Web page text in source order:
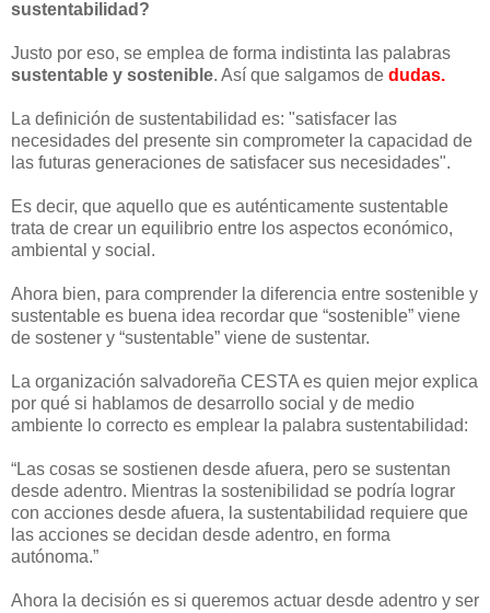
sustentabilidad?
Justo por eso, se emplea de forma indistinta las palabras
sustentable y sostenible. Así que salgamos de dudas.
La definición de sustentabilidad es: "satisfacer las
necesidades del presente sin comprometer la capacidad de
las futuras generaciones de satisfacer sus necesidades".
Es decir, que aquello que es auténticamente sustentable
trata de crear un equilibrio entre los aspectos económico,
ambiental y social.
Ahora bien, para comprender la diferencia entre sostenible y
sustentable es buena idea recordar que “sostenible” viene
de sostener y “sustentable” viene de sustentar.
La organización salvadoreña CESTA es quien mejor explica
por qué si hablamos de desarrollo social y de medio
ambiente lo correcto es emplear la palabra sustentabilidad:
“Las cosas se sostienen desde afuera, pero se sustentan
desde adentro. Mientras la sostenibilidad se podría lograr
con acciones desde afuera, la sustentabilidad requiere que
las acciones se decidan desde adentro, en forma
autónoma.”
Ahora la decisión es si queremos actuar desde adentro y ser